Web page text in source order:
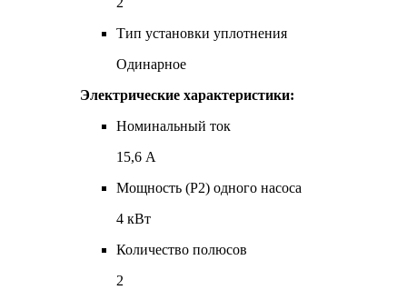
Тип установки уплотнения
Одинарное
Электрические характеристики:
Номинальный ток
15,6 А
Мощность (P2) одного насоса
4 кВт
Количество полюсов
2